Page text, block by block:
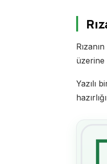
Rızanın
üzerine
Yazılı